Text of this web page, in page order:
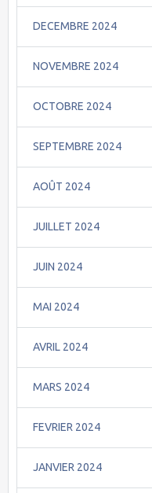
DECEMBRE 2024
NOVEMBRE 2024
OCTOBRE 2024
SEPTEMBRE 2024
AOÛT 2024
JUILLET 2024
JUIN 2024
MAI 2024
AVRIL 2024
MARS 2024
FEVRIER 2024
JANVIER 2024